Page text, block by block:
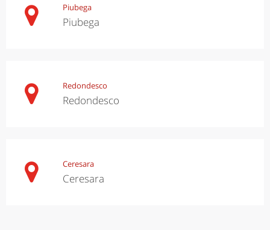
Piubega
Piubega
Redondesco
Redondesco
Ceresara
Ceresara